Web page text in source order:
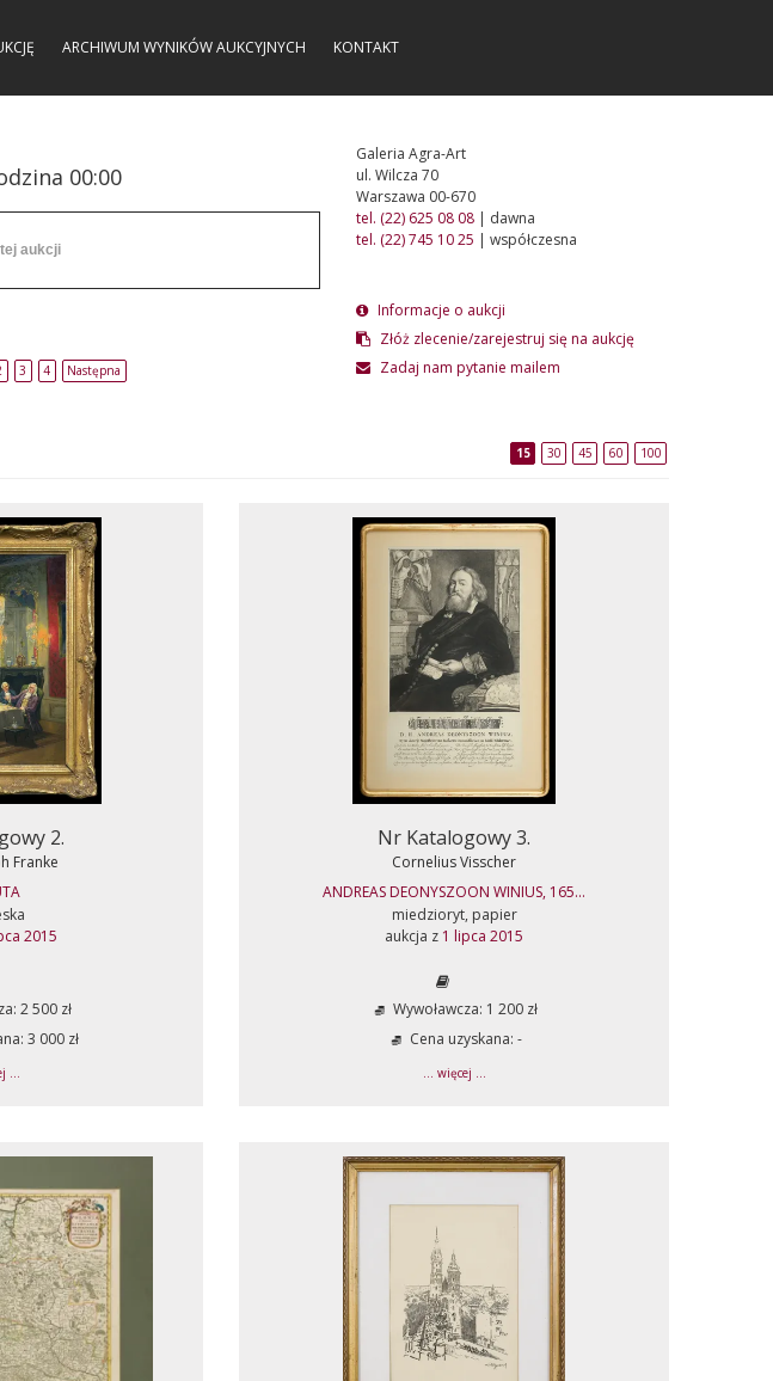
ARCHIWUM WYNIKÓW AUKCYJNYCH KONTAKT
00:00
3 4 Następna
Galeria Agra-Art
ul. Wilcza 70
Warszawa 00-670
tel. (22) 625 08 08| dawna
tel. (22) 745 10 25 | współczesna
Informacje o aukcji
Złóż zlecenie/zarejestruj się na aukcję
Zadaj nam pytanie mailem
15 30 45 60 100
2.
Franke
2015
2 500 zł
3 000 zł
...
Nr Katalogowy 3.
Cornelius Visscher
ANDREAS DEONYSZOON WINIUS, 165...
miedzioryt, papier
aukcja z 1 lipca 2015
Wywoławcza: 1 200 zł
Cena uzyskana: -
... więcej ...